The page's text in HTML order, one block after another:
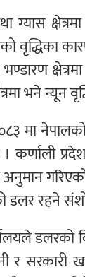
ग्यास
वृद्धिका
भण्डारण
भने न्यून
मा
कर्णाली
अनुमान
रहने
र सरकारी